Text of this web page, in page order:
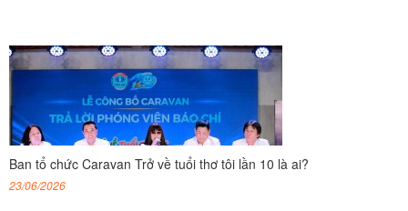
Ban tổ chức Caravan Trở về tuổi thơ tôi lần 10 là ai?
23/06/2026